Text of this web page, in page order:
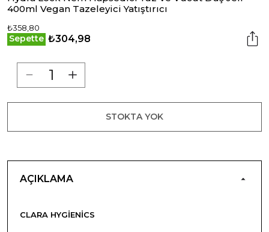
400ml Vegan Tazeleyici Yatıştırıcı
₺358,80
Sepette ₺304,98
STOKTA YOK
AÇIKLAMA
CLARA HYGIENICS